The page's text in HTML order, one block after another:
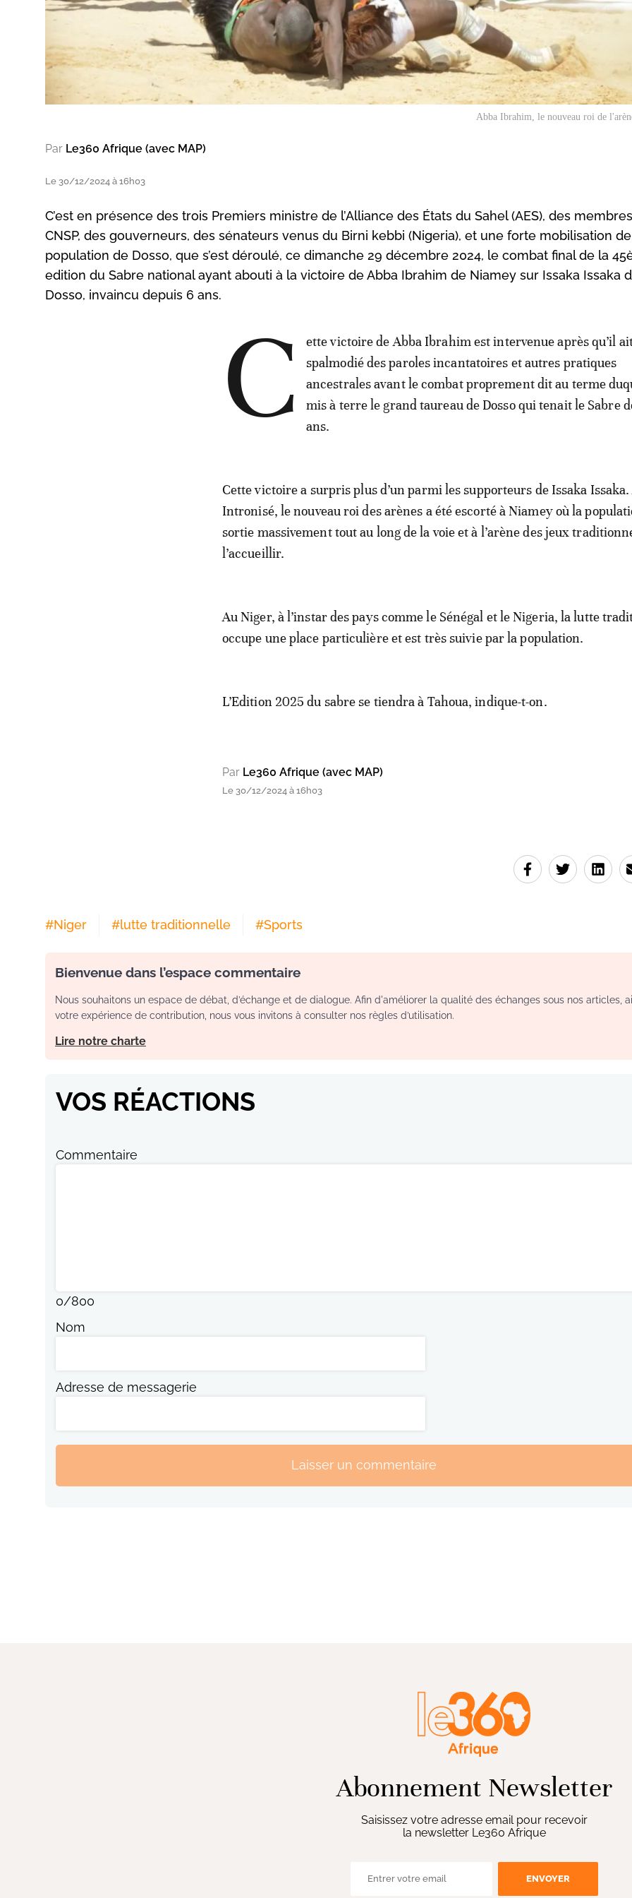
Abba Ibrahim, le nouveau roi de
Par Le360 Afrique (avec MAP)
Le 30/12/2024 à 16h03
C’est en présence des trois Premiers ministre de l’Alliance des États du Sahel (AES), des
CNSP, des gouverneurs, des sénateurs venus du Birni kebbi (Nigeria), et une forte mobilisation
population de Dosso, que s’est déroulé, ce dimanche 29 décembre 2024, le combat final de la
edition du Sabre national ayant abouti à la victoire de Abba Ibrahim de Niamey sur Issaka Issaka
Dosso, invaincu depuis 6 ans.
C
ette victoire de Abba Ibrahim est intervenue après qu’il
spalmodié des paroles incantatoires et autres pratiques
ancestrales avant le combat proprement dit au terme
mis à terre le grand taureau de Dosso qui tenait le Sabre
ans.
Cette victoire a surpris plus d’un parmi les supporteurs de Issaka
Intronisé, le nouveau roi des arènes a été escorté à Niamey où la
sortie massivement tout au long de la voie et à l’arène des jeux
l’accueillir.
Au Niger, à l’instar des pays comme le Sénégal et le Nigeria, la lutte
occupe une place particulière et est très suivie par la population.
L’Edition 2025 du sabre se tiendra à Tahoua, indique-t-on.
Par Le360 Afrique (avec MAP)
Le 30/12/2024 à 16h03
#Niger #lutte traditionnelle #Sports
Bienvenue dans l’espace commentaire
Nous souhaitons un espace de débat, d’échange et de dialogue. Afin d'améliorer la qualité des échanges sous nos articles,
votre expérience de contribution, nous vous invitons à consulter nos règles d’utilisation.
Lire notre charte
VOS RÉACTIONS
Commentaire
0/800
Nom
Adresse de messagerie
Laisser un commentaire
Abonnement Newsletter
Saisissez votre adresse email pour recevoir
la newsletter Le360 Afrique
ENVOYER